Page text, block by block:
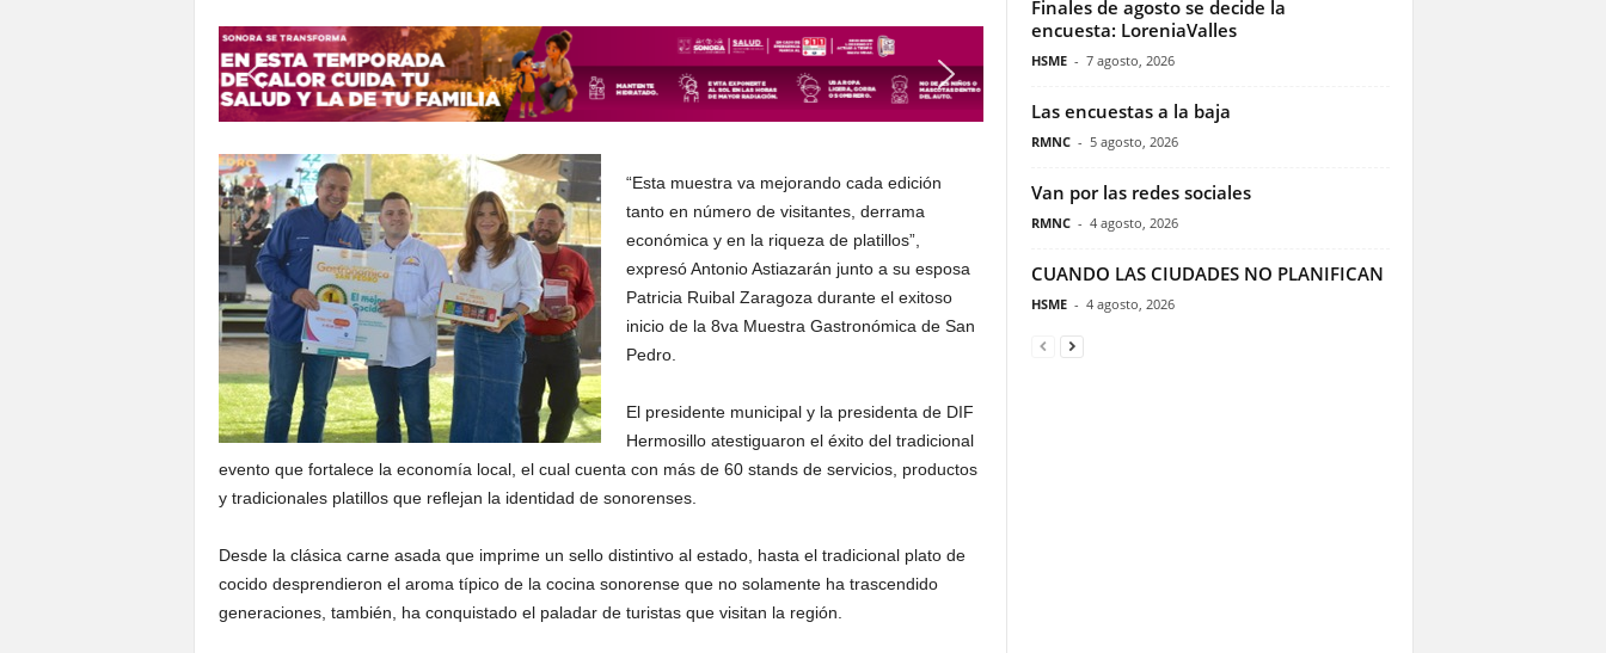
“Esta muestra va mejorando cada edición
tanto en número de visitantes, derrama
económica y en la riqueza de platillos”,
expresó Antonio Astiazarán junto a su esposa
Patricia Ruibal Zaragoza durante el exitoso
inicio de la 8va Muestra Gastronómica de San
Pedro.
El presidente municipal y la presidenta de DIF
Hermosillo atestiguaron el éxito del tradicional
evento que fortalece la economía local, el cual cuenta con más de 60 stands de servicios, productos
y tradicionales platillos que reflejan la identidad de sonorenses.
Desde la clásica carne asada que imprime un sello distintivo al estado, hasta el tradicional plato de
cocido desprendieron el aroma típico de la cocina sonorense que no solamente ha trascendido
generaciones, también, ha conquistado el paladar de turistas que visitan la región.
Finales de agosto se decide la
encuesta: LoreniaValles
HSME - 7 agosto, 2026
Las encuestas a la baja
RMNC - 5 agosto, 2026
Van por las redes sociales
RMNC - 4 agosto, 2026
CUANDO LAS CIUDADES NO PLANIFICAN
HSME - 4 agosto, 2026